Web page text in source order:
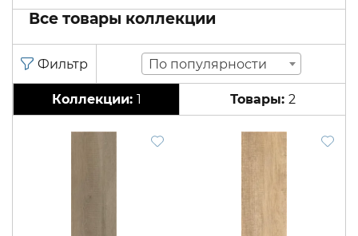
Все товары коллекции
По популярности
1 2